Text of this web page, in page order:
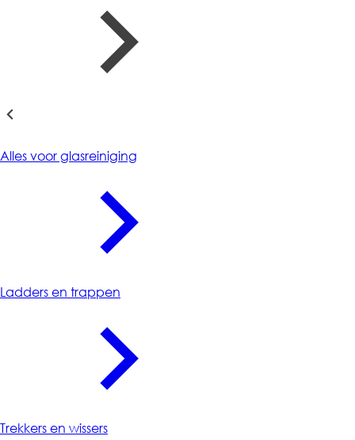
Alles voor glasreiniging
Ladders en trappen
Trekkers en wissers